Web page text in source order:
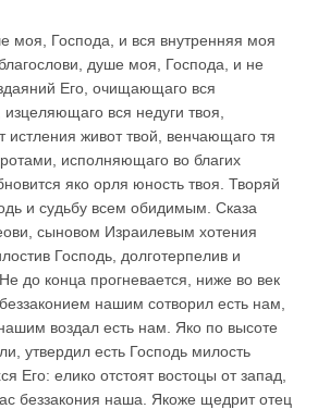
моя, Господа, и вся внутренняя моя
душе моя, Господа, и не
Его, очищающаго вся
изцеляющаго вся недуги твоя,
истления живот твой, венчающаго тя
исполняющаго во благих
яко орля юность твоя. Творяй
и судьбу всем обидимым. Сказа
сыновом Израилевым хотения
Господь, долготерпелив и
до конца прогневается, ниже во век
нашим сотворил есть нам,
воздал есть нам. Яко по высоте
утвердил есть Господь милость
Его: елико отстоят востоцы от запад,
беззакония наша. Якоже щедрит отец